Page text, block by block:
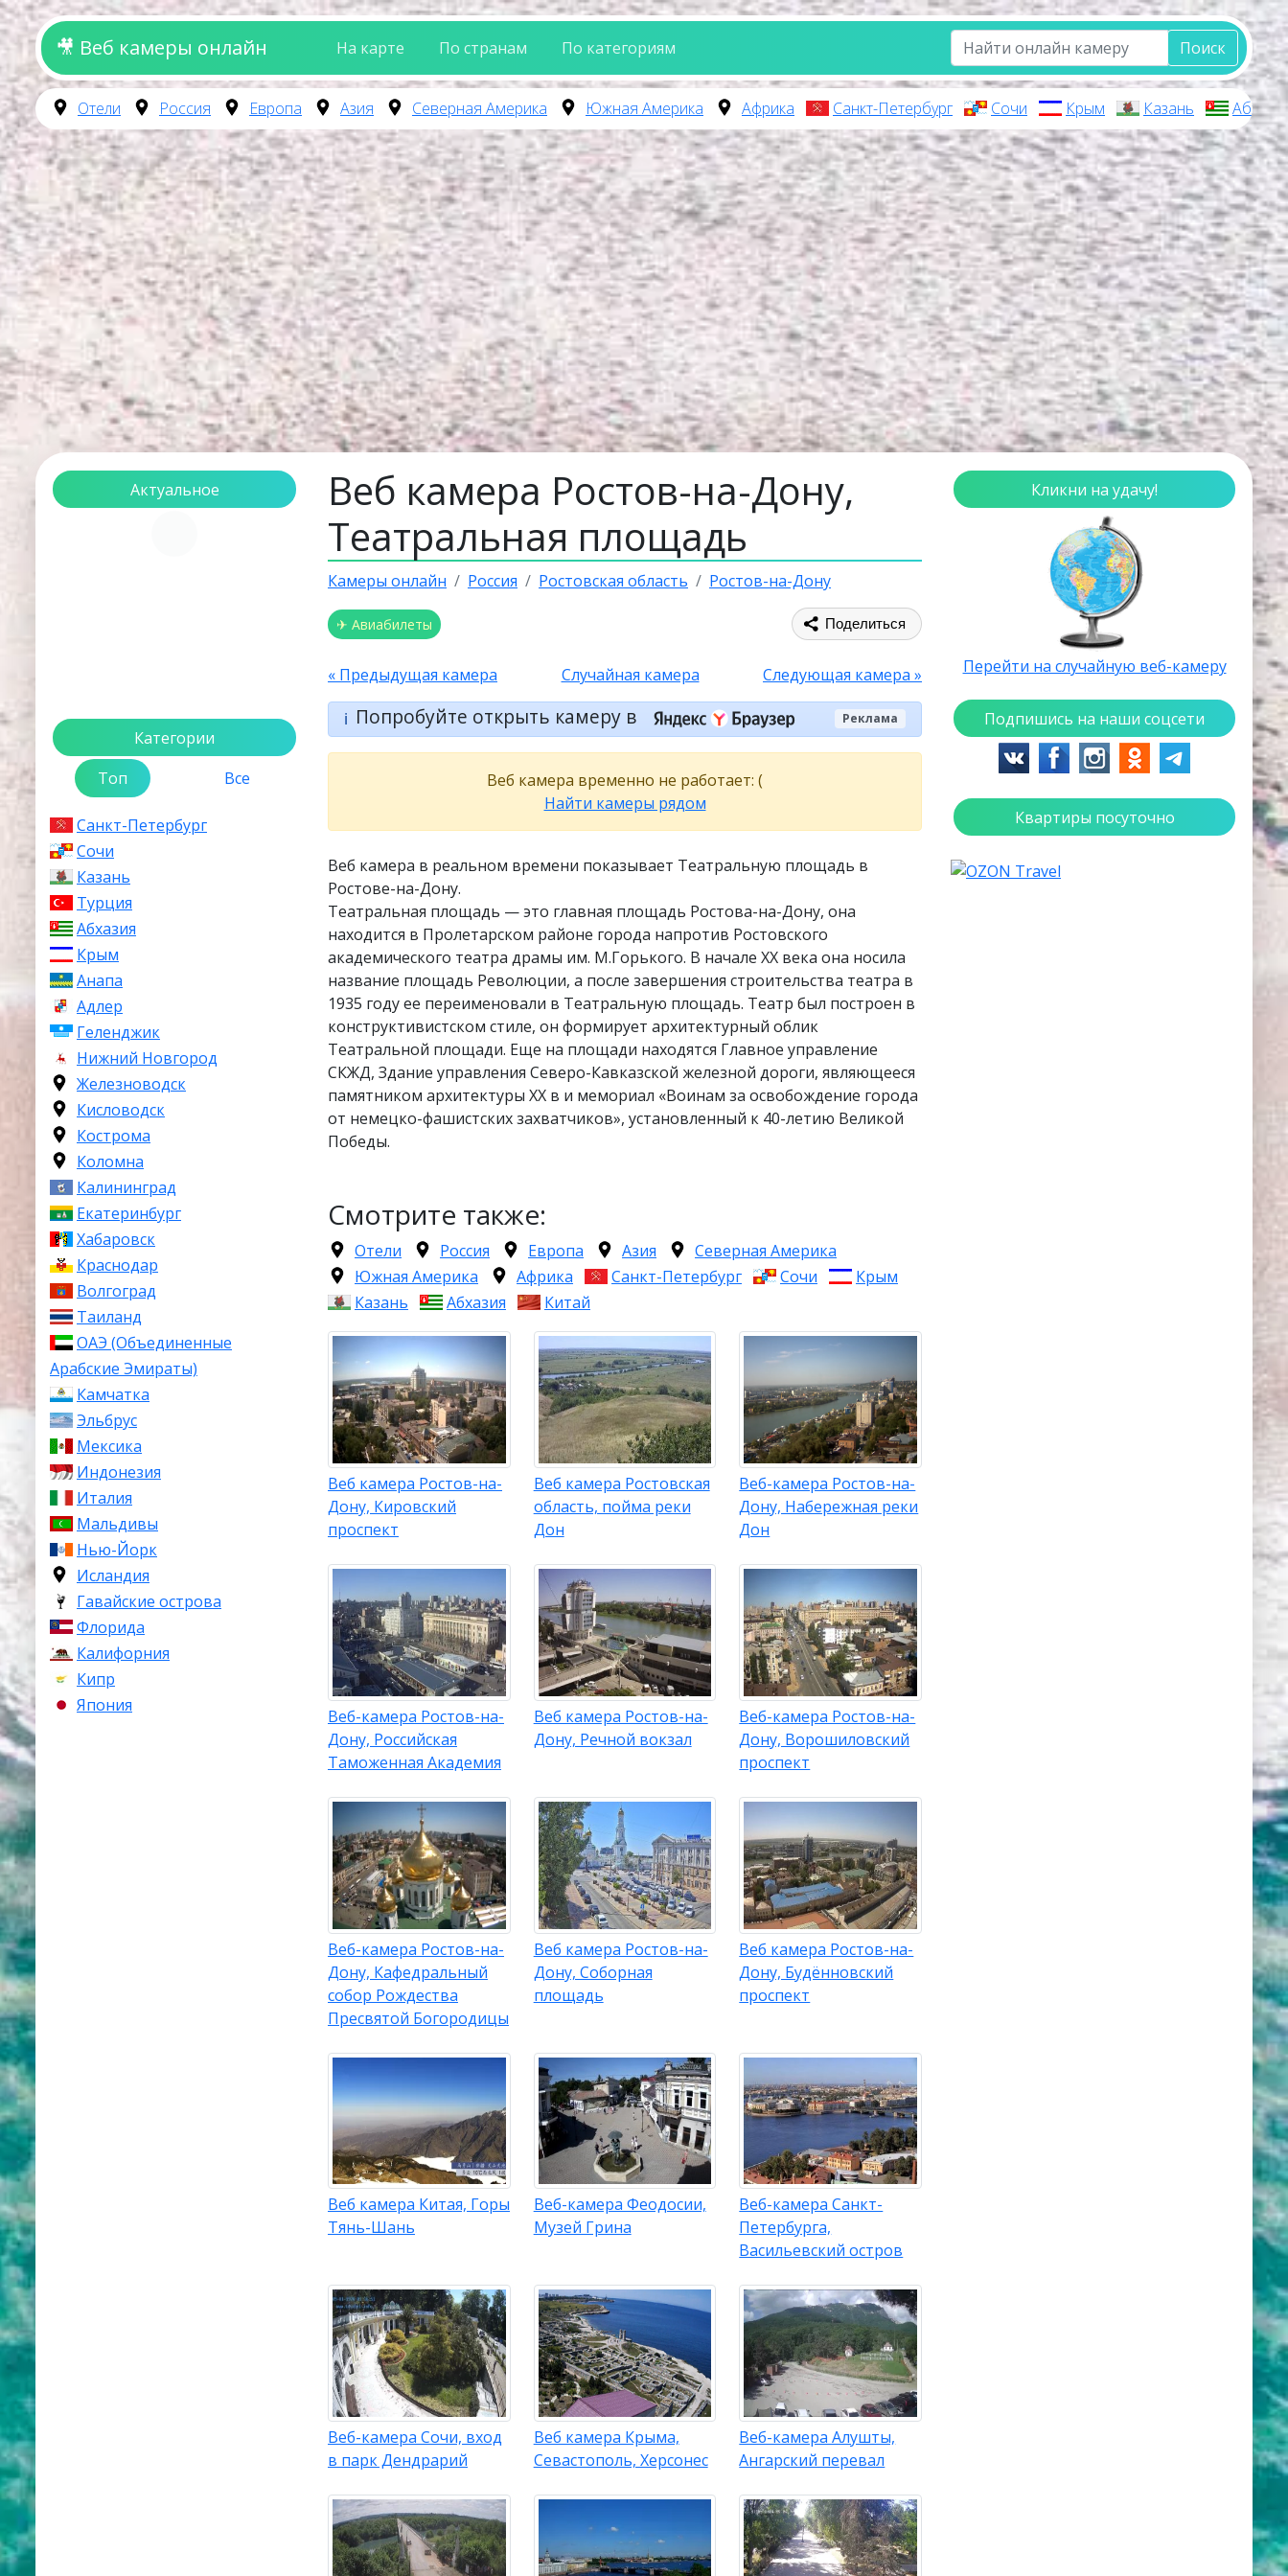
🎥 Веб камеры онлайн На карте По странам По категориям Поиск
Отели Россия Европа Азия Северная Америка Южная Америка Африка Санкт-Петербург Сочи Крым Казань
Актуальное
Категории
Топ
Все
Санкт-Петербург
Сочи
Казань
Турция
Абхазия
Крым
Анапа
Адлер
Геленджик
Нижний Новгород
Железноводск
Кисловодск
Кострома
Коломна
Калининград
Екатеринбург
Хабаровск
Краснодар
Волгоград
Таиланд
ОАЭ (Объединенные
Арабские Эмираты)
Камчатка
Эльбрус
Мексика
Индонезия
Италия
Мальдивы
Нью-Йорк
Исландия
Гавайские острова
Флорида
Калифорния
Кипр
Япония
Веб камера Ростов-на-Дону,
Театральная площадь
Камеры онлайн Россия Ростовская область Ростов-на-Дону
✈ Авиабилеты Поделиться
« Предыдущая камера Случайная камера Следующая камера »
ℹ️ Попробуйте открыть камеру в Реклама
Веб камера временно не работает: (
Найти камеры рядом
Веб камера в реальном времени показывает Театральную площадь в
Ростове-на-Дону.
Театральная площадь — это главная площадь Ростова-на-Дону, она
находится в Пролетарском районе города напротив Ростовского
академического театра драмы им. М.Горького. В начале XX века она носила
название площадь Революции, а после завершения строительства театра в
1935 году ее переименовали в Театральную площадь. Театр был построен в
конструктивистском стиле, он формирует архитектурный облик
Театральной площади. Еще на площади находятся Главное управление
СКЖД, Здание управления Северо-Кавказской железной дороги, являющееся
памятником архитектуры XX в и мемориал «Воинам за освобождение города
от немецко-фашистских захватчиков», установленный к 40-летию Великой
Победы.
Смотрите также:
Отели Россия Европа Азия
Северная Америка
Южная Америка
Африка Санкт-Петербург Сочи
Крым
Казань
Абхазия Китай
Веб камера Ростов-на-
Дону, Кировский
проспект
Веб камера Ростовская
область, пойма реки
Дон
Веб-камера Ростов-на-
Дону, Набережная реки
Дон
Веб-камера Ростов-на-
Дону, Российская
Таможенная Академия
Веб камера Ростов-на-
Дону, Речной вокзал
Веб-камера Ростов-на-
Дону, Ворошиловский
проспект
Веб-камера Ростов-на-
Дону, Кафедральный
собор Рождества
Пресвятой Богородицы
Веб камера Ростов-на-
Дону, Соборная
площадь
Веб камера Ростов-на-
Дону, Будённовский
проспект
Веб камера Китая, Горы
Тянь-Шань
Веб-камера Феодосии,
Музей Грина
Веб-камера Санкт-
Петербурга,
Васильевский остров
Веб-камера Сочи, вход
в парк Дендрарий
Веб камера Крыма,
Севастополь, Херсонес
Веб-камера Алушты,
Ангарский перевал
Кликни на удачу!
Перейти на случайную веб-камеру
Подпишись на наши соцсети
Квартиры посуточно